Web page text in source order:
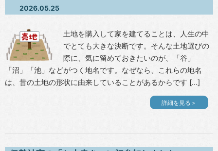
2026.05.25
土地を購入して家を建てることは、人生の中
でとても大きな決断です。そんな土地選びの
際に、気に留めておきたいのが、「谷」
「沼」「池」などがつく地名です。なぜなら、これらの地名
は、昔の土地の形状に由来していることがあるからです […]
詳細を見る＞